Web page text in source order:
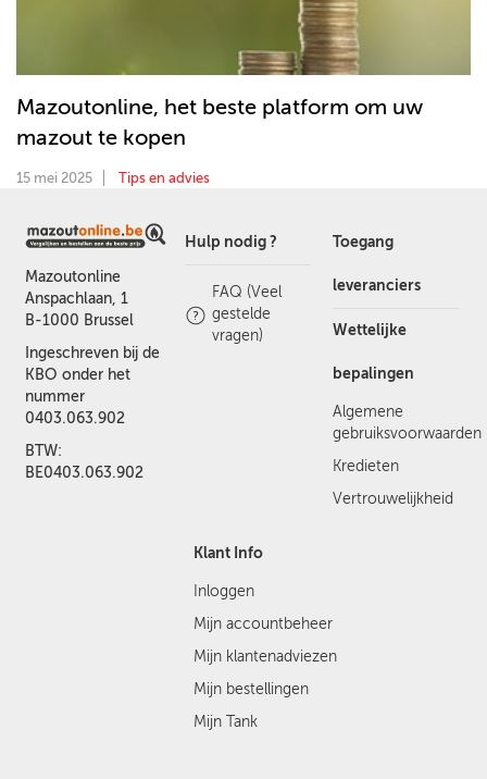
Mazoutonline, het beste platform om uw
mazout te kopen
15 mei 2025 Tips en advies
Mazoutonline
Anspachlaan, 1
B-1000 Brussel
Ingeschreven bij de
KBO onder het
nummer
0403.063.902
BTW:
BE0403.063.902
Hulp nodig ?
FAQ (Veel
gestelde
vragen)
Toegang
leveranciers
Wettelijke
bepalingen
Algemene
gebruiksvoorwaarden
Kredieten
Vertrouwelijkheid
Klant Info
Inloggen
Mijn accountbeheer
Mijn klantenadviezen
Mijn bestellingen
Mijn Tank